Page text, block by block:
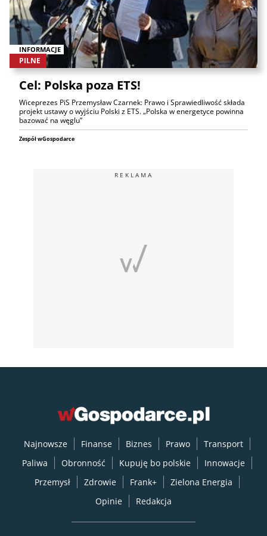
INFORMACJE
PILNE
Cel: Polska poza ETS!
Wiceprezes PiS Przemysław Czarnek: Prawo i Sprawiedliwość składa
projekt ustawy o wyjściu Polski z ETS. „Polska w energetyce powinna
bazować na węglu”
Zespół wGospodarce
REKLAMA
Najnowsze Finanse Biznes Prawo
Transport
Paliwa
Obronność Kupuję bo polskie
Innowacje
Przemysł
Zdrowie Frank+
Zielona Energia
Opinie
Redakcja